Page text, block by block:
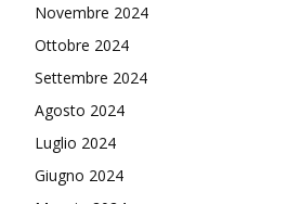
Novembre 2024
Ottobre 2024
Settembre 2024
Agosto 2024
Luglio 2024
Giugno 2024